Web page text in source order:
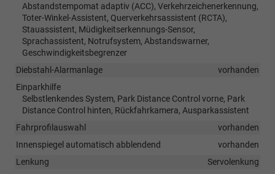
Abstandstempomat adaptiv (ACC), Verkehrzeichenerkennung,
Toter-Winkel-Assistent, Querverkehrsassistent (RCTA),
Stauassistent, Müdigkeitserkennungs-Sensor,
Sprachassistent, Notrufsystem, Abstandswarner,
Geschwindigkeitsbegrenzer
Diebstahl-Alarmanlage
vorhanden
Einparkhilfe
Selbstlenkendes System, Park Distance Control vorne, Park
Distance Control hinten, Rückfahrkamera, Ausparkassistent
Fahrprofilauswahl
vorhanden
Innenspiegel automatisch abblendend
vorhanden
Lenkung
Servolenkung